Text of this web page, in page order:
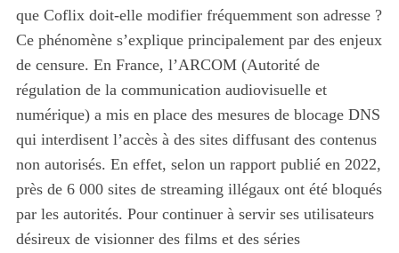
que Coflix doit-elle modifier fréquemment son adresse ?
Ce phénomène s’explique principalement par des enjeux
de censure. En France, l’ARCOM (Autorité de
régulation de la communication audiovisuelle et
numérique) a mis en place des mesures de blocage DNS
qui interdisent l’accès à des sites diffusant des contenus
non autorisés. En effet, selon un rapport publié en 2022,
près de 6 000 sites de streaming illégaux ont été bloqués
par les autorités. Pour continuer à servir ses utilisateurs
désireux de visionner des films et des séries